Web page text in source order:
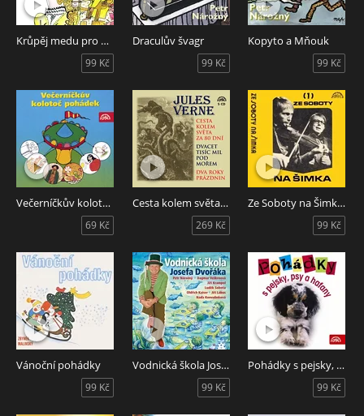
Krůpěj medu pro Verunku
99 Kč
Draculův švagr
99 Kč
Kopyto a Mňouk
99 Kč
Večerníčkův kolotoč pohádek
69 Kč
Cesta kolem světa za 80 dní, Dvacet tisíc mil pod mořem, Dva roky prázdnin
269 Kč
Ze Soboty na Šimka 1
99 Kč
Vánoční pohádky
99 Kč
Vodnická škola Josefa Dvořáka
99 Kč
Pohádky s pejsky, psy a hafany
99 Kč